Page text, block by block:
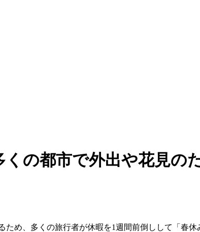
の都市で外出や花見の
め、多くの旅行者が休暇を1週間前倒しして「春休